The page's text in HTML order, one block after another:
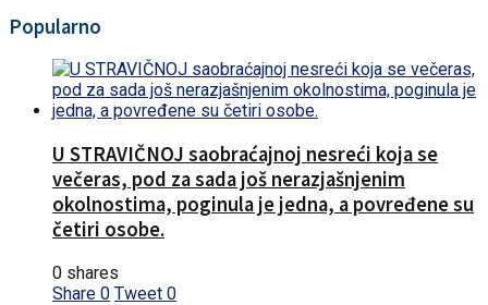
Popularno
U STRAVIČNOJ saobraćajnoj nesreći koja se
večeras, pod za sada još nerazjašnjenim
okolnostima, poginula je jedna, a povređene su
četiri osobe.
0 shares
Share 0 Tweet 0